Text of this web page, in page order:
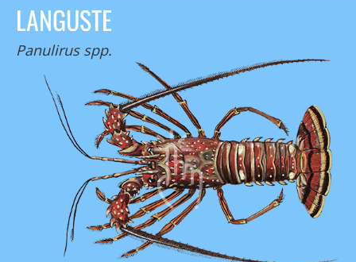
LANGUSTE
Panulirus spp.